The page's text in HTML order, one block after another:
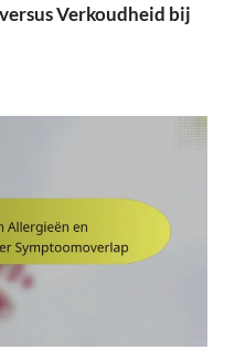
Verkoudheid bij